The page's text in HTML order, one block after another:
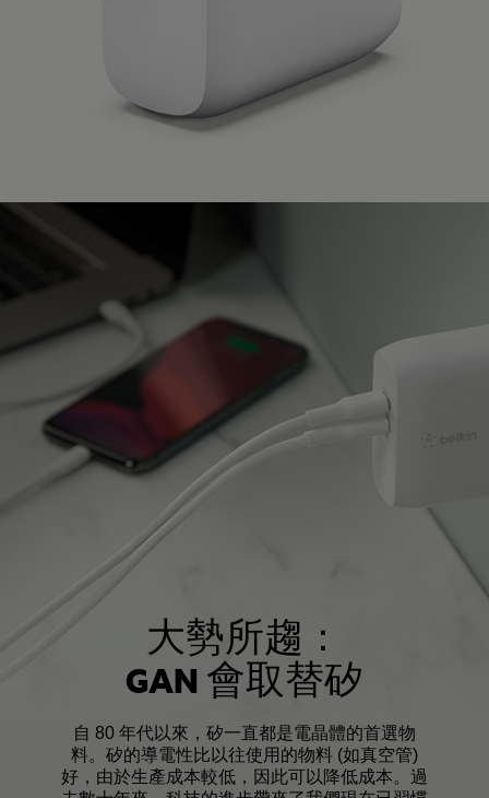
大勢所趨：
GAN 會取替矽
自 80 年代以來，矽一直都是電晶體的首選物
料。矽的導電性比以往使用的物料 (如真空管)
好，由於生產成本較低，因此可以降低成本。過